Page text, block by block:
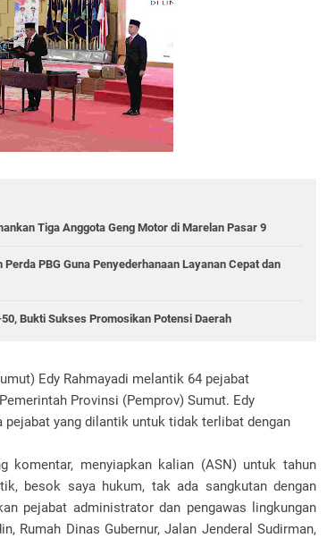
Tiga Anggota Geng Motor di Marelan Pasar 9
PBG Guna Penyederhanaan Layanan Cepat dan
Bukti Sukses Promosikan Potensi Daerah
Edy Rahmayadi melantik 64 pejabat
Provinsi (Pemprov) Sumut. Edy
pejabat yang dilantik untuk tidak terlibat dengan
komentar, menyiapkan kalian (ASN) untuk tahun
besok saya hukum, tak ada sangkutan dengan
pejabat administrator dan pengawas lingkungan
Rumah Dinas Gubernur, Jalan Jenderal Sudirman,